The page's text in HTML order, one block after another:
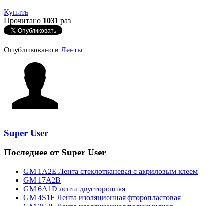
Купить
Прочитано 1031 раз
Опубликовано в Ленты
Super User
Последнее от Super User
GM 1А2Е Лента стеклотканевая с акриловым клеем
GM 17А2В
GM 6A1D лента двусторонняя
GM 4S1E Лента изоляционная фторопластовая